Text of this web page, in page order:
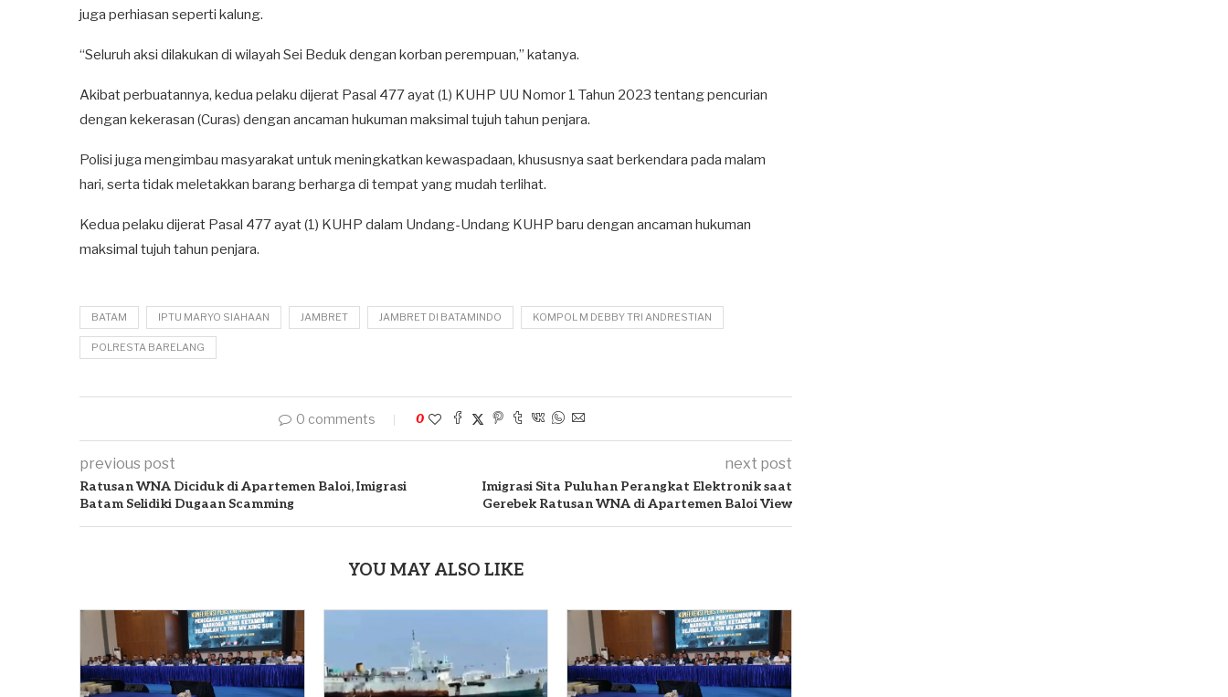
juga perhiasan seperti kalung.
“Seluruh aksi dilakukan di wilayah Sei Beduk dengan korban perempuan,” katanya.
Akibat perbuatannya, kedua pelaku dijerat Pasal 477 ayat (1) KUHP UU Nomor 1 Tahun 2023 tentang pencurian
dengan kekerasan (Curas) dengan ancaman hukuman maksimal tujuh tahun penjara.
Polisi juga mengimbau masyarakat untuk meningkatkan kewaspadaan, khususnya saat berkendara pada malam
hari, serta tidak meletakkan barang berharga di tempat yang mudah terlihat.
Kedua pelaku dijerat Pasal 477 ayat (1) KUHP dalam Undang-Undang KUHP baru dengan ancaman hukuman
maksimal tujuh tahun penjara.
BATAM IPTU MARYO SIAHAAN JAMBRET JAMBRET DI BATAMINDO KOMPOL M DEBBY TRI ANDRESTIAN
POLRESTA BARELANG
0 comments 0
previous post
Ratusan WNA Diciduk di Apartemen Baloi, Imigrasi
Batam Selidiki Dugaan Scamming
next post
Imigrasi Sita Puluhan Perangkat Elektronik saat
Gerebek Ratusan WNA di Apartemen Baloi View
YOU MAY ALSO LIKE